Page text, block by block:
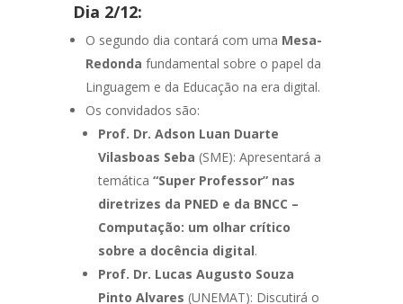
Dia 2/12:
O segundo dia contará com uma Mesa-
Redonda fundamental sobre o papel da
Linguagem e da Educação na era digital.
Os convidados são:
Prof. Dr. Adson Luan Duarte
Vilasboas Seba (SME): Apresentará a
temática “Super Professor” nas
diretrizes da PNED e da BNCC –
Computação: um olhar crítico
sobre a docência digital.
Prof. Dr. Lucas Augusto Souza
Pinto Alvares (UNEMAT): Discutirá o